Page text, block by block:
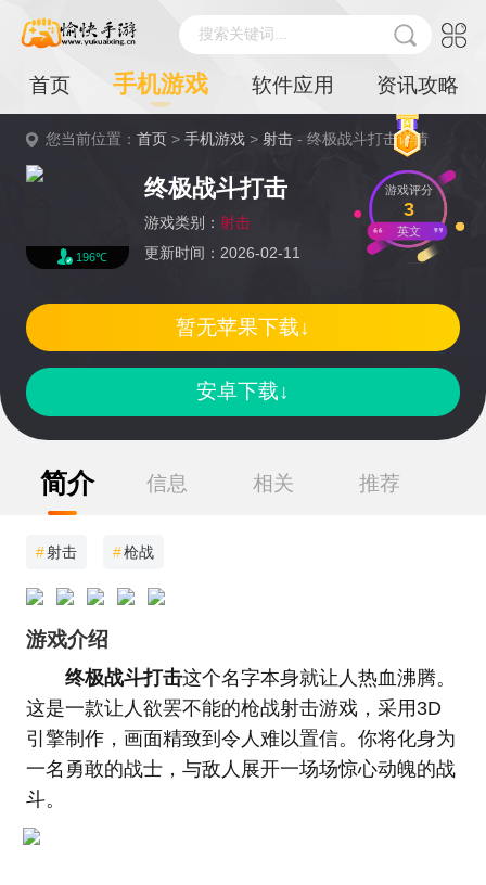
搜索关键词...
首页 手机游戏 软件应用 资讯攻略
您当前位置：首页 >手机游戏 >射击 - 终极战斗打击详情
196℃
终极战斗打击
游戏类别： 射击
更新时间：2026-02-11
游戏评分
3
英文
安卓下载↓
暂无苹果下载↓
简介 信息 相关 推荐
#射击 #枪战
游戏介绍
终极战斗打击这个名字本身就让人热血沸腾。
这是一款让人欲罢不能的枪战射击游戏，采用3D
引擎制作，画面精致到令人难以置信。你将化身为
一名勇敢的战士，与敌人展开一场场惊心动魄的战
斗。